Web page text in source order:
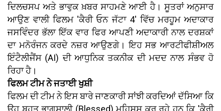
ਦਿਲਚਸਪ ਅਤੇ ਭਾਵੁਕ ਖ਼ਬਰ ਸਾਹਮਣੇ ਆਈ ਹੈ। ਸੂਤਰਾਂ ਅਨੁਸਾਰ
ਆਉਣ ਵਾਲੀ ਫਿਲਮ 'ਕੈਰੀ ਓਨ ਜੱਟਾ 4' ਵਿੱਚ ਮਰਹੂਮ ਅਦਾਕਾਰ
ਜਸਵਿੰਦਰ ਭੱਲਾ ਇੱਕ ਵਾਰ ਫਿਰ ਆਪਣੀ ਅਦਾਕਾਰੀ ਨਾਲ ਦਰਸ਼ਕਾਂ
ਦਾ ਮਨੋਰੰਜਨ ਕਰਦੇ ਨਜ਼ਰ ਆਉਣਗੇ। ਇਹ ਸਭ ਆਰਟੀਫੀਸ਼ੀਅਲ
ਇੰਟੈਲੀਜੈਂਸ (AI) ਦੀ ਆਧੁਨਿਕ ਤਕਨੀਕ ਦੀ ਮਦਦ ਨਾਲ ਸੰਭਵ ਹੋ
ਰਿਹਾ ਹੈ।
ਫਿਲਮ ਟੀਮ ਨੇ ਜਤਾਈ ਖੁਸ਼ੀ
ਫਿਲਮ ਦੀ ਟੀਮ ਨੇ ਇਸ ਬਾਰੇ ਜਾਣਕਾਰੀ ਸਾਂਝੀ ਕਰਦਿਆਂ ਦੱਸਿਆ ਕਿ
ਉਹ ਬਹੁਤ ਭਾਗਸ਼ਾਲੀ (Blessed) ਮਹਿਸੂਸ ਕਰ ਰਹੇ ਹਨ ਕਿ 'ਕੈਰੀ